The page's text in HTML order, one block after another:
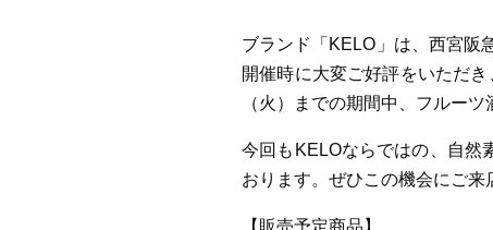
ブランド「KELO」は、西宮阪
開催時に大変ご好評をいただ
（火）までの期間中、フルー
今回もKELOならではの、自然
おります。ぜひこの機会にご来